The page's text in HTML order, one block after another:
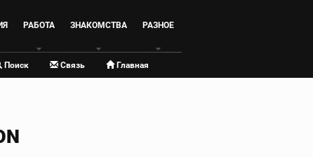
РАБОТА ЗНАКОМСТВА РАЗНОЕ
Поиск Связь Главная